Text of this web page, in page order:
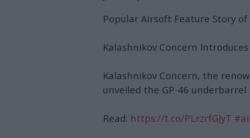
Popular Airsoft Feature Story of
Kalashnikov Concern
Kalashnikov Concern, the
unveiled the GP-46
Read: https://t.co/PLrzrfGJyT